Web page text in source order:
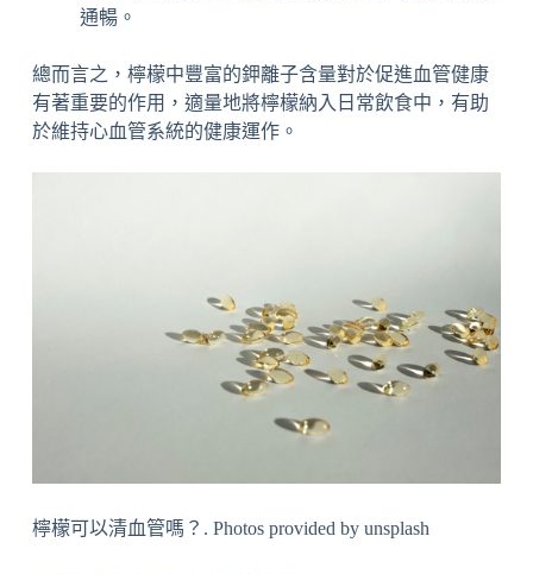
通暢。
總而言之，檸檬中豐富的鉀離子含量對於促進血管健康
有著重要的作用，適量地將檸檬納入日常飲食中，有助
於維持心血管系統的健康運作。
檸檬可以清血管嗎？. Photos provided by unsplash